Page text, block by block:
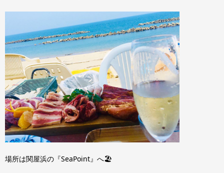
場所は関屋浜の『SeaPoint』へ🏖